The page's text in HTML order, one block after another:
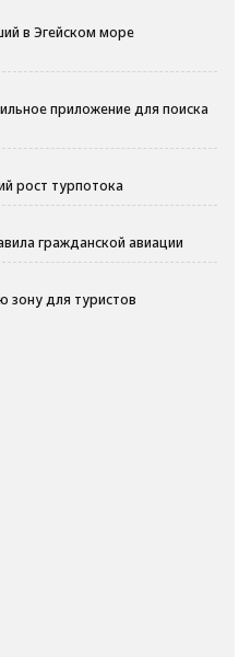
в Эгейском море
приложение для поиска
рост турпотока
гражданской авиации
зону для туристов